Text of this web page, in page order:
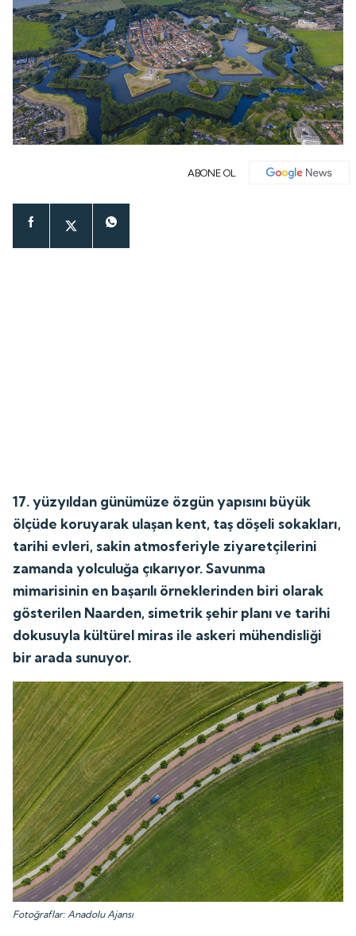
ABONE OL
17. yüzyıldan günümüze özgün yapısını büyük
ölçüde koruyarak ulaşan kent, taş döşeli sokakları,
tarihi evleri, sakin atmosferiyle ziyaretçilerini
zamanda yolculuğa çıkarıyor. Savunma
mimarisinin en başarılı örneklerinden biri olarak
gösterilen Naarden, simetrik şehir planı ve tarihi
dokusuyla kültürel miras ile askeri mühendisliği
bir arada sunuyor.
Fotoğraflar: Anadolu Ajansı